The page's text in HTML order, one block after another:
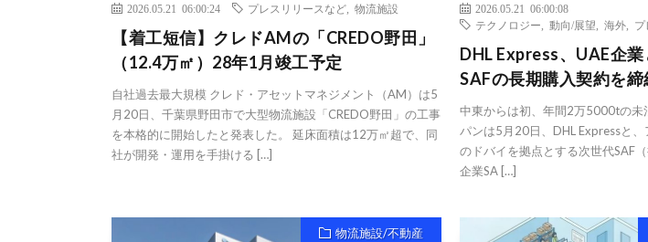
2026.05.21 06:00:24 プレスリリースなど 物流施設
【着工短信】クレドAMの「CREDO野田」
（12.4万㎡）28年1月竣工予定
自社過去最大規模 クレド・アセットマネジメント（AM）は5
月20日、千葉県野田市で大型物流施設「CREDO野田」の工事
を本格的に開始したと発表した。 延床面積は12万㎡超で、同
社が開発・運用を手掛ける […]
2026.05.21 06:00:08
テクノロジー
,動向/展望 ,海外 プ
DHL Express、UAE企
SAFの長期購入契約を締
中東からは初、年間2万5000tの未
パンは5月20日、DHL Expressと、
のドバイを拠点とする次世代SAF
企業SA […]
物流施設/不動産